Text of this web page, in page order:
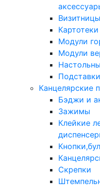
Модули
Модули
Канцелярские
Бэджи и
Зажимы
Клейкие
Скрепки